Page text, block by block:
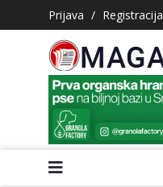
Prijava / Registracija